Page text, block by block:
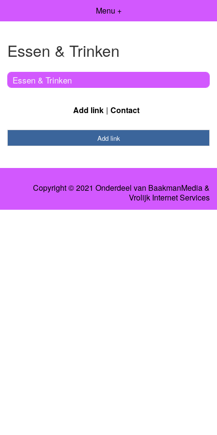
Menu +
Essen & Trinken
Essen & Trinken
Add link Contact
Add link
Copyright © 2021 Onderdeel van BaakmanMedia&
Vrolijk Internet Services